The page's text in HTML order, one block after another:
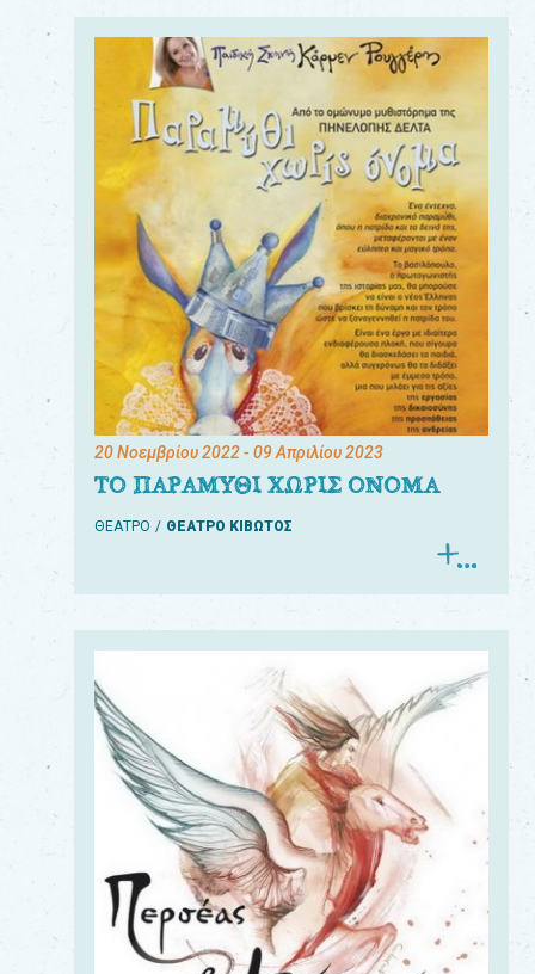
20 Νοεμβρίου 2022- 09 Απριλίου 2023
ΤΟ ΠΑΡΑΜΥΘΙ ΧΩΡΙΣ ΟΝΟΜΑ
ΘΕΑΤΡΟ ΘΕΑΤΡΟ ΚΙΒΩΤΟΣ